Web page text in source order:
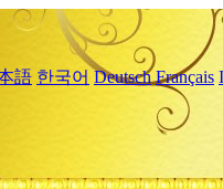
語 한국어 Deutsch Français